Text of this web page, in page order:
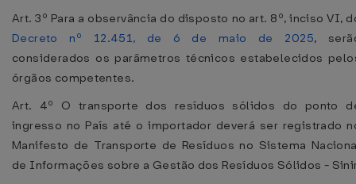
Art. 3º Para a observância do disposto no art. 8º, inciso VI,
Decreto nº 12.451, de 6 de maio de 2025,
considerados os parâmetros técnicos estabelecidos
órgãos competentes.
Art. 4º O transporte dos resíduos sólidos do ponto
ingresso no País até o importador deverá ser registrado
Manifesto de Transporte de Resíduos no Sistema
de Informações sobre a Gestão dos Resíduos Sólidos -